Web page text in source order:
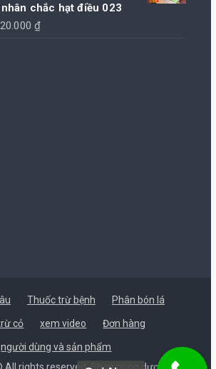
chắc hạt điều 023
₫Khoảng
Thuốc trừ bệnh Phân bón lá
cỏ xem video Đơn hàng
người dùng và sản phẩm
rights reserved. Shop nông dược